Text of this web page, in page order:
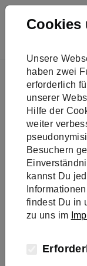
Skip to main
Skip to main
Skip to page footer
You are here:
Aktiv werden
MWT GmbH
Cookies
Unsere
haben zwei
erforderlich
unserer
Hilfe der
weiter
Besuchern
kannst Du
findest Du in
zu uns im